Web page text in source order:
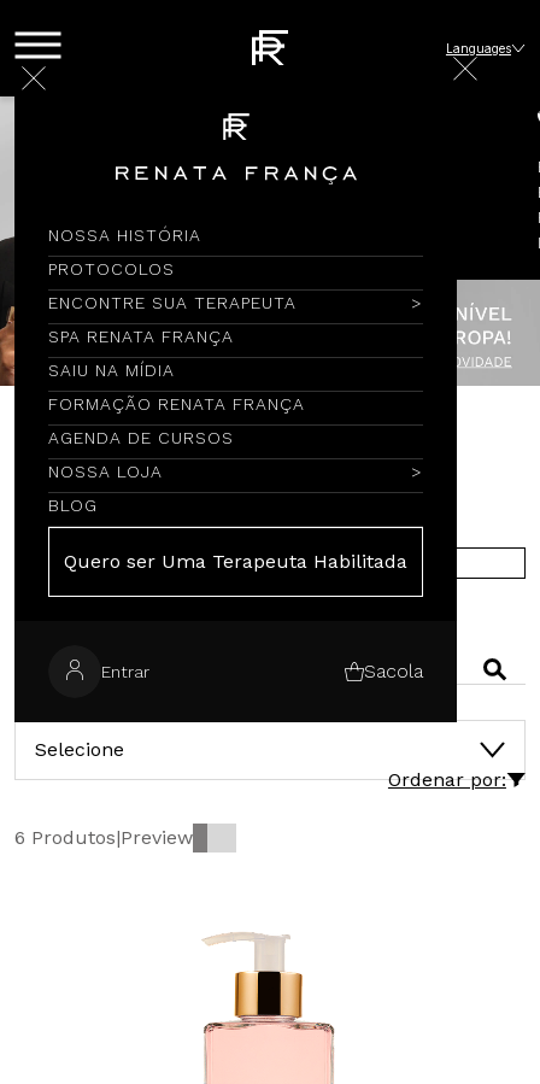
NOSSA HISTÓRIA
PROTOCOLOS
ENCONTRE SUA TERAPEUTA
SPA RENATA FRANÇA
SAIU NA MÍDIA
FORMAÇÃO RENATA FRANÇA
AGENDA DE CURSOS
NOSSA LOJA
BLOG
Quero ser Uma Terapeuta Habilitada
Entrar Sacola
Languages
Encontre por Nome
COMPRE NA EUROPA
Selecione
Ordenar por:
6 Produtos|Preview